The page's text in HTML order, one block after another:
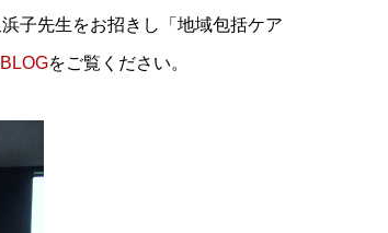
子先生をお招きし「地域包括ケア
をご覧ください。